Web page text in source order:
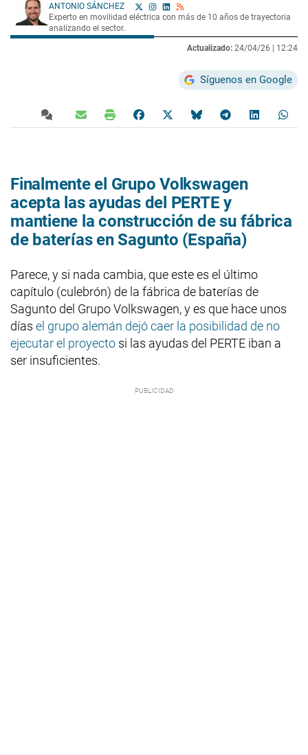
ANTONIO SÁNCHEZ
Experto en movilidad eléctrica con más de 10 años de trayectoria
analizando el sector.
Actualizado: 24/04/26 | 12:24
Síguenos en Google
Finalmente el Grupo Volkswagen
acepta las ayudas del PERTE y
mantiene la construcción de su fábrica
de baterías en Sagunto (España)
Parece, y si nada cambia, que este es el último
capítulo (culebrón) de la fábrica de baterías de
Sagunto del Grupo Volkswagen, y es que hace unos
días el grupo alemán dejó caer la posibilidad de no
ejecutar el proyecto si las ayudas del PERTE iban a
ser insuficientes.